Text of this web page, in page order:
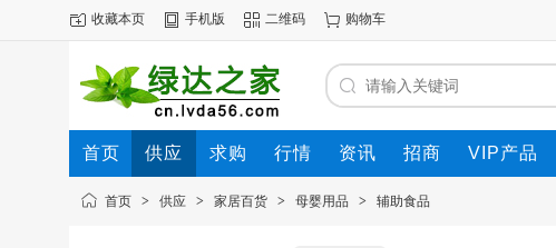
收藏本页 手机版 二维码 购物车
首页 供应 求购 行情 资讯 招商 VIP产品
首页 > 供应 > 家居百货 > 母婴用品 > 辅助食品